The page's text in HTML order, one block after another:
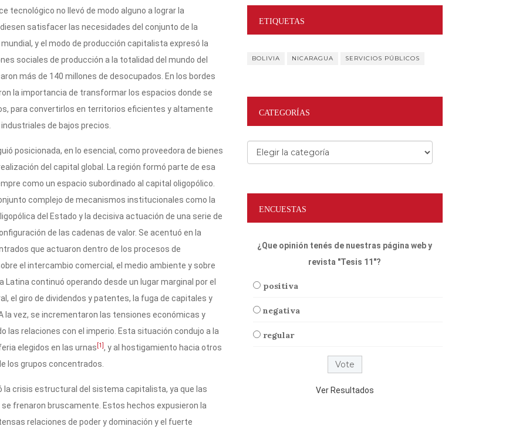
tecnológico no llevó de modo alguno a lograr la
satisfacer las necesidades del conjunto de la
y el modo de producción capitalista expresó la
sociales de producción a la totalidad del mundo del
más de 140 millones de desocupados. En los bordes
la importancia de transformar los espacios donde se
para convertirlos en territorios eficientes y altamente
de bajos precios.
posicionada, en lo esencial, como proveedora de bienes
del capital global. La región formó parte de esa
como un espacio subordinado al capital oligopólico.
complejo de mecanismos institucionales como la
del Estado y la decisiva actuación de una serie de
de las cadenas de valor. Se acentuó en la
que actuaron dentro de los procesos de
el intercambio comercial, el medio ambiente y sobre
continuó operando desde un lugar marginal por el
el giro de dividendos y patentes, la fuga de capitales y
la vez, se incrementaron las tensiones económicas y
las relaciones con el imperio. Esta situación condujo a la
elegidos en las urnas [1], y al hostigamiento hacia otros
los grupos concentrados.
crisis estructural del sistema capitalista, ya que las
frenaron bruscamente. Estos hechos expusieron la
relaciones de poder y dominación y el fuerte
ETIQUETAS
BOLIVIA NICARAGUA SERVICIOS PÚBLICOS
CATEGORÍAS
Categorías
ENCUESTAS
¿Que opinión tenés de nuestras página web y
revista "Tesis 11"?
positiva
negativa
regular
Ver Resultados